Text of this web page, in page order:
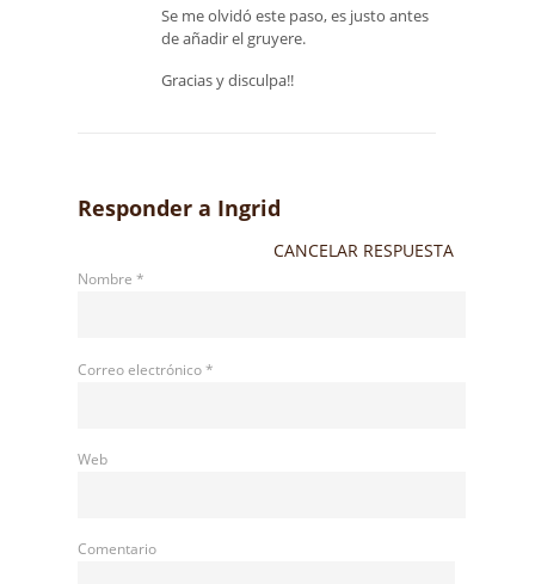
Se me olvidó este paso, es justo antes
de añadir el gruyere.
Gracias y disculpa!!
Responder a Ingrid
CANCELAR RESPUESTA
Nombre *
Correo electrónico*
Web
Comentario